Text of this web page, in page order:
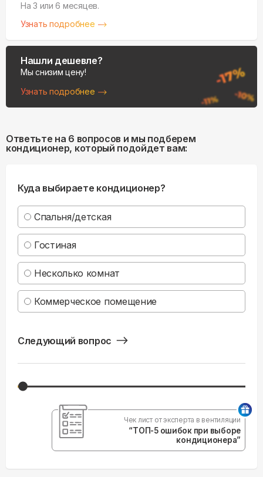
На 3 или 6 месяцев.
Узнать подробнее
Нашли дешевле?
Мы снизим цену!
Узнать подробнее
Ответьте на 6 вопросов и мы подберем
кондиционер, который подойдет вам:
Куда выбираете кондиционер?
Спальня/детская
Гостиная
Несколько комнат
Коммерческое помещение
Следующий вопрос
Чек лист от эксперта в вентиляции
“ТОП-5 ошибок при выборе
кондиционера”